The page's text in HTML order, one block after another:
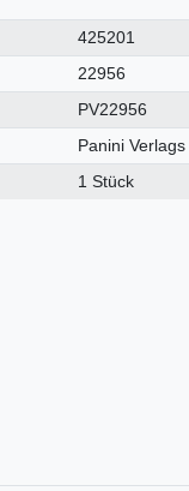
425201
22956
PV22956
Panini
1 Stück